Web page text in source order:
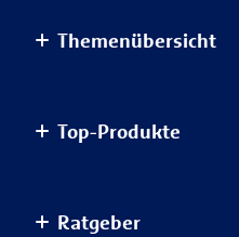
Themenübersicht
Haus & Wohnung
Elektronikversicherungen
Top-Produkte
Ratgeber